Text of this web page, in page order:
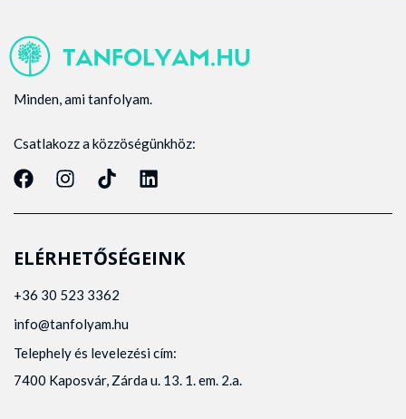
Minden, ami tanfolyam.
Csatlakozz a közzöségünkhöz:
ELÉRHETŐSÉGEINK
+36 30 523 3362
info@tanfolyam.hu
Telephely és levelezési cím:
7400 Kaposvár, Zárda u. 13. 1. em. 2.a.